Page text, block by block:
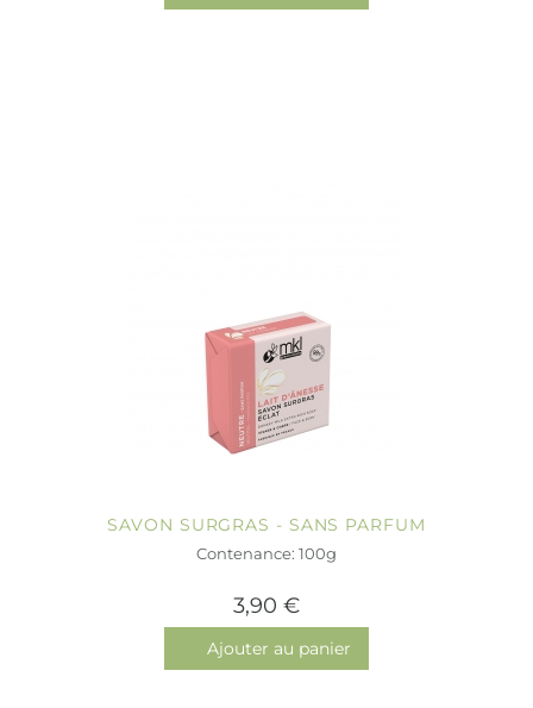
SAVON SURGRAS - SANS PARFUM
Contenance: 100g
3,90 €
Ajouter au panier